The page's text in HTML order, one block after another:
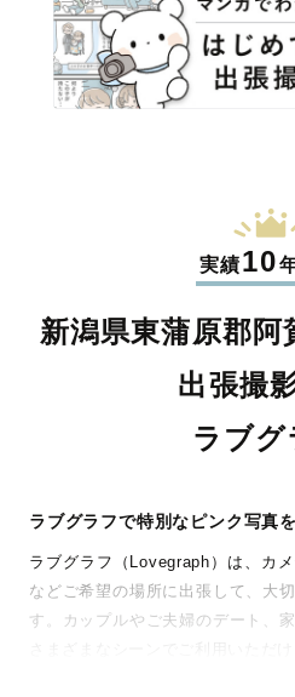
実績10
新潟県東蒲原郡
出張撮
ラブグ
ラブグラフで特別なピンク写真
ラブグラフ（Lovegraph）は、カ
などご希望の場所に出張して、大
す。カップルやご夫婦のデート、